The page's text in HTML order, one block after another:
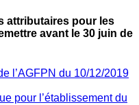
attributaires pour les
avant le 30 juin de
l’AGFPN du 10/12/2019
pour l’établissement du